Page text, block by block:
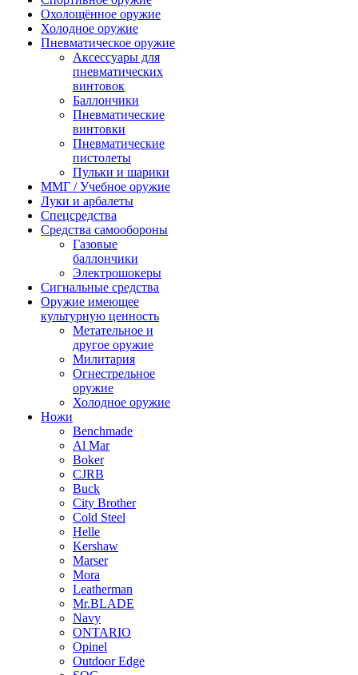
Охолощённое оружие
Холодное оружие
Пневматическое оружие
Аксессуары для
пневматических
винтовок
Баллончики
Пневматические
винтовки
Пневматические
пистолеты
Пульки и шарики
ММГ / Учебное оружие
Луки и арбалеты
Спецсредства
Средства самообороны
Газовые
баллончики
Электрошокеры
Сигнальные средства
Оружие имеющее
культурную ценность
Метательное и
другое оружие
Милитария
Огнестрельное
оружие
Холодное оружие
Ножи
Benchmade
Al Mar
Boker
CJRB
Buck
City Brother
Cold Steel
Helle
Kershaw
Marser
Mora
Leatherman
Mr.BLADE
Navy
ONTARIO
Opinel
Outdoor Edge